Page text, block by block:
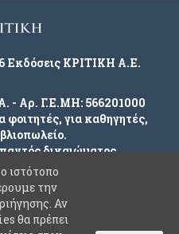
Εκδόσεις ΚΡΙΤΙΚΗ Α.Ε.
- Αρ. Γ.Ε.ΜΗ: 566201000
φοιτητές, για καθηγητές,
δικαιώματος.
ιστότοπο
την
Αν
θα πρέπει